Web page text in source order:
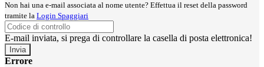
Non hai una e-mail associata al nome utente? Effettua il reset della password
tramite la Login Spaggiari
E-mail inviata, si prega di controllare la casella di posta elettronica!
Errore